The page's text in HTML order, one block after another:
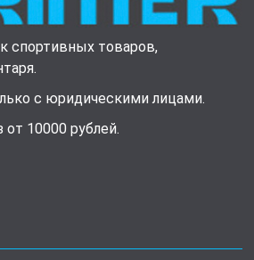
спортивных товаров,
с юридическими лицами.
10000 рублей.